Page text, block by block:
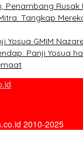
Penambang Rusak
Tangkap
Yosua GMIM
Panji Yosua
2010-2025